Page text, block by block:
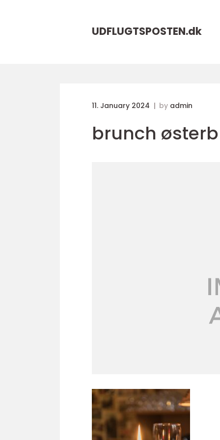
UDFLUGTSPOSTEN.dk
11. January 2024 by admin
brunch